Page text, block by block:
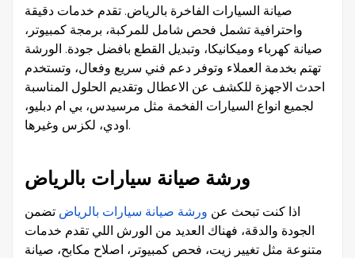
صيانة السيارات الفاخرة بالرياض. تقدم خدمات دقيقة
واحترافية تشمل فحص شامل للمركبة، برمجة كمبيوتر،
صيانة كهرباء وميكانيكا، وتبديل القطع بافضل جودة. الورشة
تهتم بخدمة العملاء وتوفر دعم فني سريع وفعال، وتستخدم
احدث الاجهزة للكشف عن الاعطال وتقديم الحلول المناسبة
لجميع انواع السيارات الفخمة مثل مرسيدس، بي ام دبليو،
اودي، لكزس وغيرها.
ورشة صيانة سيارات بالرياض
اذا كنت تبحث عن ورشة صيانة سيارات بالرياض تضمن
الجودة والدقة، فهناك العديد من الورش اللي تقدم خدمات
متنوعة مثل تغيير زيت، فحص كمبيوتر، اصلاح مكابح، صيانة